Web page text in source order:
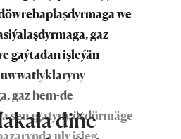
we
gaz
gaýtadan işleýän
gaz hem-de
senagatyny ösdürmäge
diňe